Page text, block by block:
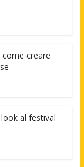
creare
al festival